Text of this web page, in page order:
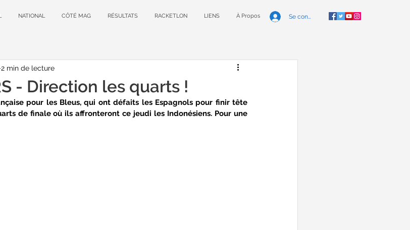
NATIONAL CÔTÉ MAG RÉSULTATS RACKETLON LIENS À Propos Se connecter
- Direction les quarts !
2 min de lecture
pour les Bleus, qui ont défaits les Espagnols pour finir tête
de finale où ils affronteront ce jeudi les Indonésiens. Pour une